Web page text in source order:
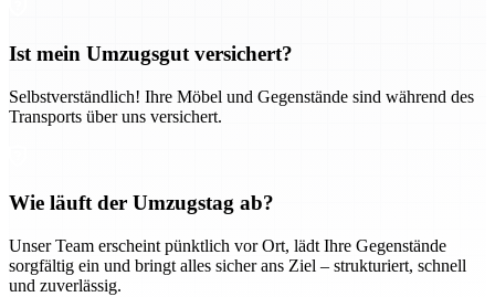
Ist mein Umzugsgut versichert?
Selbstverständlich! Ihre Möbel und Gegenstände sind während des
Transports über uns versichert.
Wie läuft der Umzugstag ab?
Unser Team erscheint pünktlich vor Ort, lädt Ihre Gegenstände
sorgfältig ein und bringt alles sicher ans Ziel – strukturiert, schnell
und zuverlässig.